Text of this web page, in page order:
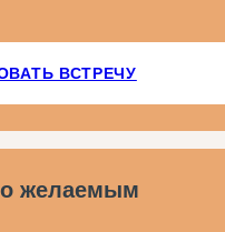
ВСТРЕЧУ
желаемым